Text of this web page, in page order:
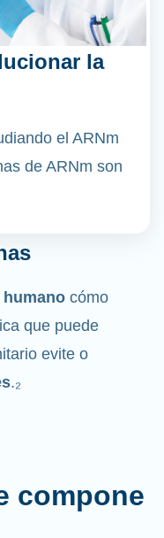
la
el ARNm
de ARNm son
cómo
que puede
evite o
.₂
compone